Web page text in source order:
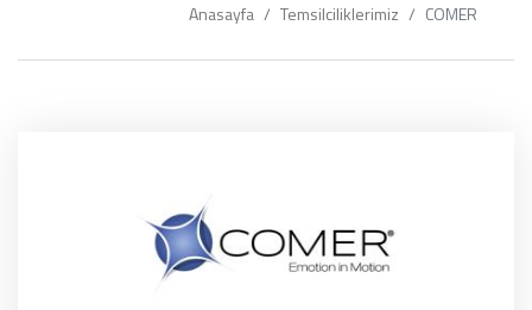
Anasayfa Temsilciliklerimiz COMER